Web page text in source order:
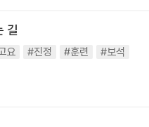
길
요 #진정 #훈련
#보석